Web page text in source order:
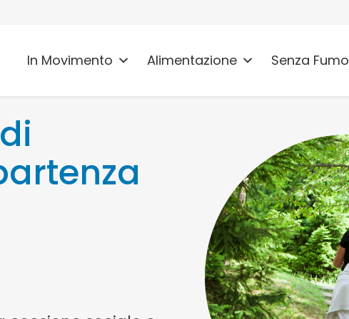
In Movimento Alimentazione Senza Fumo